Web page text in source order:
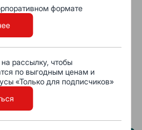
формате
рассылку, чтобы
по выгодным ценам и
«Только для подписчиков»
технология влияния»
с МГИМО
31 октября 2022